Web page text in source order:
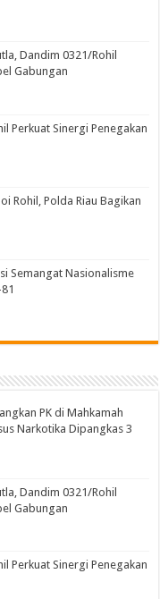
Dandim 0321/Rohil
Gabungan
Perkuat Sinergi Penegakan
Rohil, Polda Riau Bagikan
Semangat Nasionalisme
PK di Mahkamah
Narkotika Dipangkas 3
Dandim 0321/Rohil
Gabungan
Perkuat Sinergi Penegakan